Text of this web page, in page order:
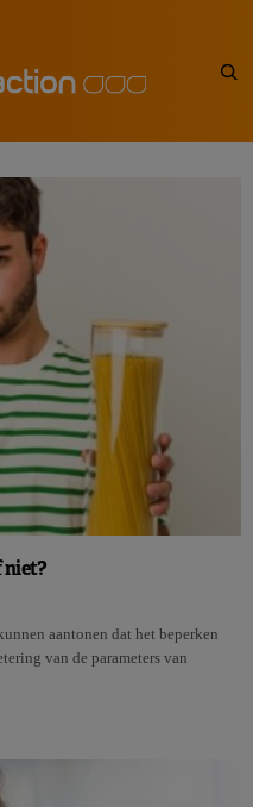
niet?
aantonen dat het beperken
van de parameters van